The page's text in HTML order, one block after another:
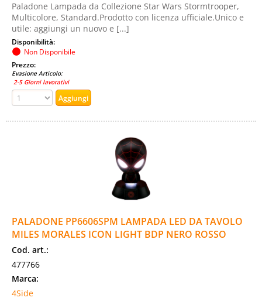
Paladone Lampada da Collezione Star Wars Stormtrooper,
Multicolore, Standard.Prodotto con licenza ufficiale.Unico e
utile: aggiungi un nuovo e [...]
Disponibilità:
Non Disponibile
Prezzo:
Evasione Articolo:
2-5 Giorni lavorativi
PALADONE PP6606SPM LAMPADA LED DA TAVOLO
MILES MORALES ICON LIGHT BDP NERO ROSSO
Cod. art.:
477766
Marca:
4Side